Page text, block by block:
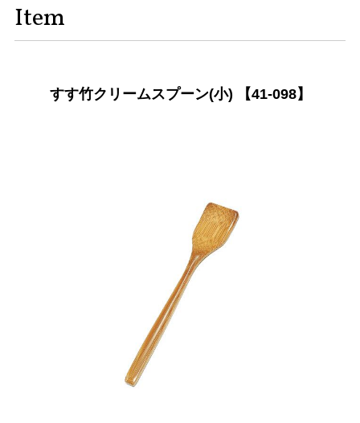
Item
すす竹クリームスプーン(小) 【41-098】